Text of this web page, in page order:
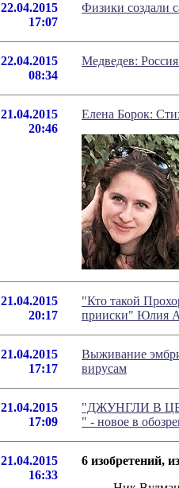
22.04.2015
17:07
Физики создали
22.04.2015
08:34
Медведев:
21.04.2015
20:46
Елена Борок:
21.04.2015
20:17
"Кто такой
прииски" Юлия
21.04.2015
17:17
Выживание
вирусам
21.04.2015
17:09
"ДЖУНГЛИ В
" - новое в
21.04.2015
16:33
6 изобретений,